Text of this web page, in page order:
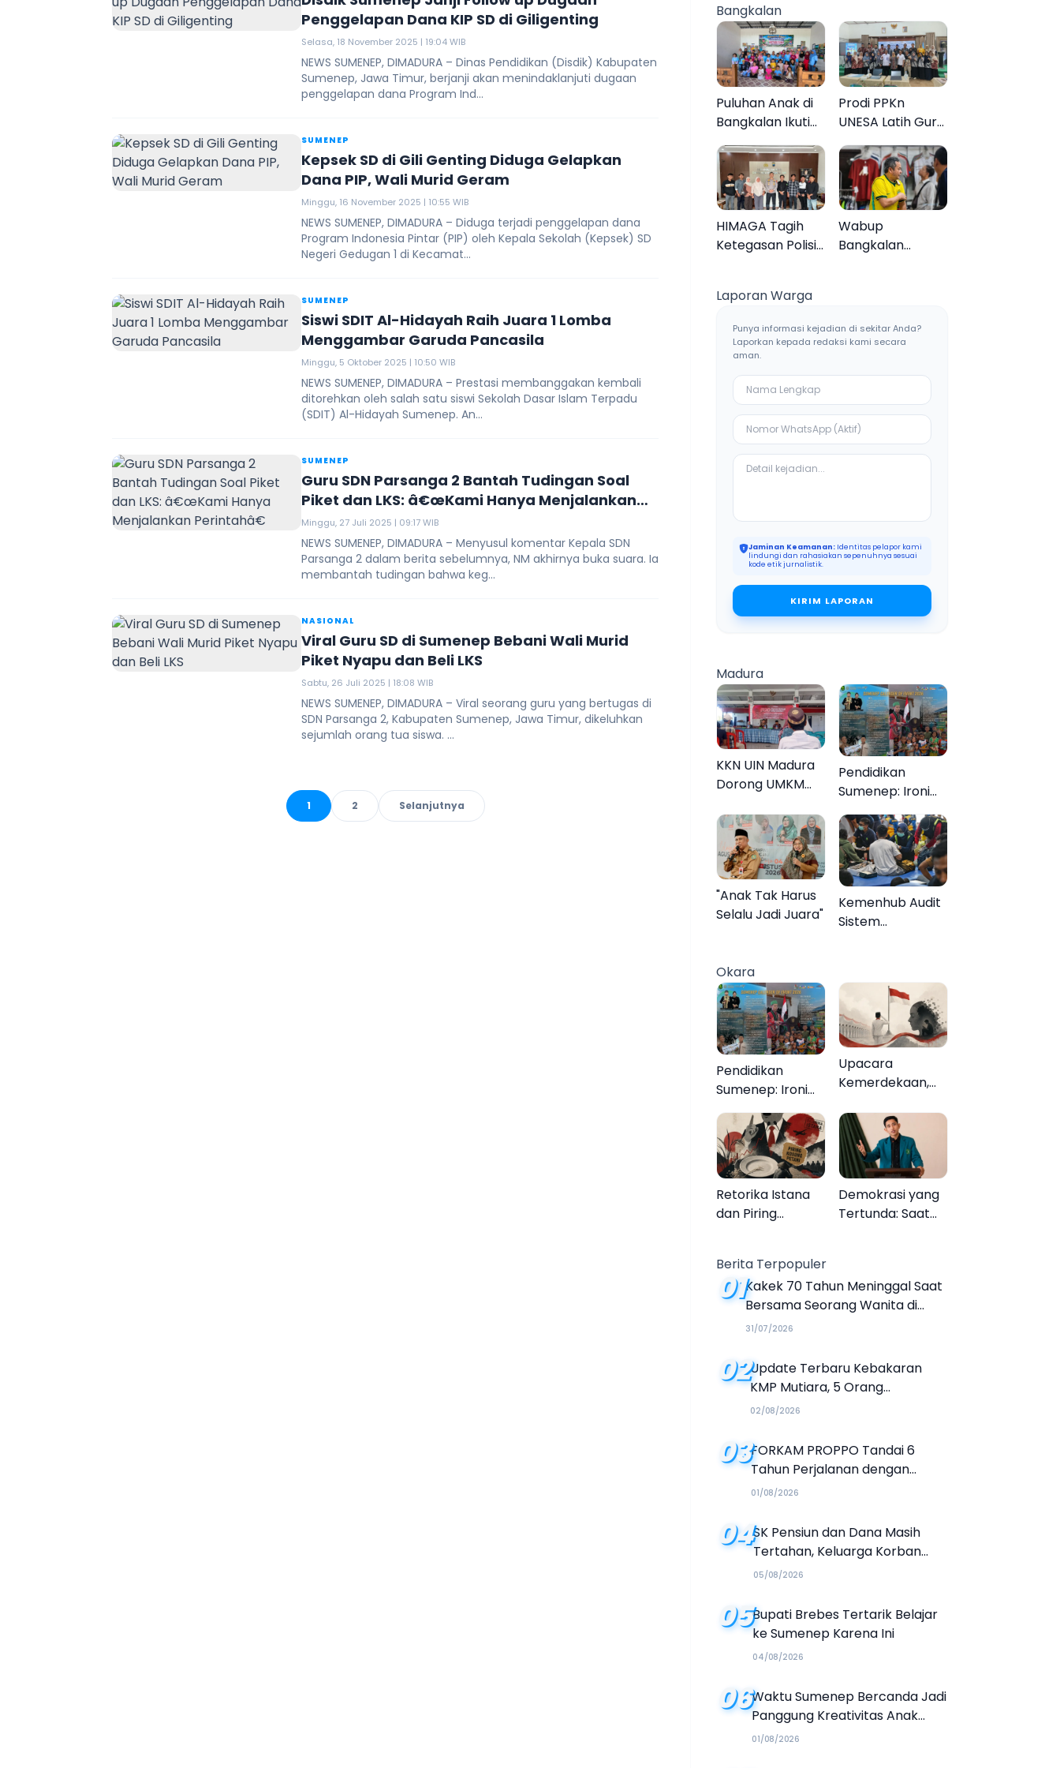
Penggelapan Dana KIP SD di Giligenting
Selasa, 18 November 2025 | 19:04 WIB
NEWS SUMENEP, DIMADURA – Dinas Pendidikan (Disdik) Kabupaten
Sumenep, Jawa Timur, berjanji akan menindaklanjuti dugaan
penggelapan dana Program Ind...
SUMENEP
Kepsek SD di Gili Genting Diduga Gelapkan
Dana PIP, Wali Murid Geram
Minggu, 16 November 2025 | 10:55 WIB
NEWS SUMENEP, DIMADURA – Diduga terjadi penggelapan dana
Program Indonesia Pintar (PIP) oleh Kepala Sekolah (Kepsek) SD
Negeri Gedugan 1 di Kecamat...
SUMENEP
Siswi SDIT Al-Hidayah Raih Juara 1 Lomba
Menggambar Garuda Pancasila
Minggu, 5 Oktober 2025 | 10:50 WIB
NEWS SUMENEP, DIMADURA – Prestasi membanggakan kembali
ditorehkan oleh salah satu siswi Sekolah Dasar Islam Terpadu
(SDIT) Al-Hidayah Sumenep. An...
SUMENEP
Guru SDN Parsanga 2 Bantah Tudingan Soal
Piket dan LKS: â€œKami Hanya Menjalankan
Perintahâ€
Minggu, 27 Juli 2025 | 09:17 WIB
NEWS SUMENEP, DIMADURA – Menyusul komentar Kepala SDN
Parsanga 2 dalam berita sebelumnya, NM akhirnya buka suara. Ia
membantah tudingan bahwa keg...
NASIONAL
Viral Guru SD di Sumenep Bebani Wali Murid
Piket Nyapu dan Beli LKS
Sabtu, 26 Juli 2025 | 18:08 WIB
NEWS SUMENEP, DIMADURA – Viral seorang guru yang bertugas di
SDN Parsanga 2, Kabupaten Sumenep, Jawa Timur, dikeluhkan
sejumlah orang tua siswa. ...
1 2 Selanjutnya
Sampang, Tiga
Pengedar
Ditangkap
Bangkalan
Puluhan Anak di
Bangkalan Ikuti
Lomba Mewarnai
Bertema Liburan
Keluarga
Prodi PPKn
UNESA Latih Guru
PPKn Bangkalan
dengan
Pembelajaran
Inovasi Teknologi
HIMAGA Tagih
Ketegasan Polisi
Galis Bangkalan
Wabup
Bangkalan
Ketiban Berkah
Laporan Warga
Punya informasi kejadian di sekitar Anda?
Laporkan kepada redaksi kami secara
aman.
Jaminan Keamanan: Identitas pelapor kami
lindungi dan rahasiakan sepenuhnya sesuai
kode etik jurnalistik.
KIRIM LAPORAN
Madura
KKN UIN Madura
Dorong UMKM
Naik Kelas
Pendidikan
Sumenep: Ironi
13.095 Anak Tidak
Sekolah
Menyaksikan
Semarak Festival
Kalender Event
2026
"Anak Tak Harus
Selalu Jadi Juara"
Kemenhub Audit
Sistem
Mutiara Sentosa
II
Okara
Pendidikan
Sumenep: Ironi
13.095 Anak Tidak
Sekolah
Menyaksikan
Semarak Festival
Kalender Event
2026
Upacara
Kemerdekaan,
Melupakan
Retorika Istana
dan Piring
Demokrasi yang
Tertunda: Saat
Berita Terpopuler
01Kakek 70 Tahun Meninggal Saat
Bersama Seorang Wanita di
Hotel Parangtritis
31/07/2026
02Update Terbaru Kebakaran
KMP Mutiara, 5 Orang
Dinyatakan Tewas
02/08/2026
03FORKAM PROPPO Tandai 6
Tahun Perjalanan dengan
Peluncuran Mars, Hymne, dan
01/08/2026
04SK Pensiun dan Dana Masih
Tertahan, Keluarga Korban
Tagih Janji BRI Sumenep
05/08/2026
05Bupati Brebes Tertarik Belajar
ke Sumenep Karena Ini
04/08/2026
06Waktu Sumenep Bercanda Jadi
Panggung Kreativitas Anak
Muda, Hasilkan Kolaborasi
01/08/2026